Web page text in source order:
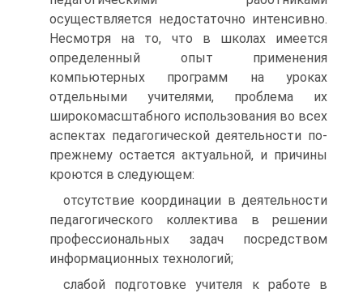
осуществляется недостаточно интенсивно.
Несмотря на то, что в школах имеется
определенный опыт применения
компьютерных программ на уроках
отдельными учителями, проблема их
широкомасштабного использования во всех
аспектах педагогической деятельности по-
прежнему остается актуальной, и причины
кроются в следующем:
отсутствие координации в деятельности
педагогического коллектива в решении
профессиональных задач посредством
информационных технологий;
слабой подготовке учителя к работе в